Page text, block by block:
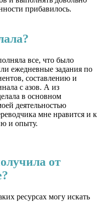
прибавилось.
все, что было
ежедневные задания по
составлению и
с азов. А из
в основном
деятельностью
мне нравится и к
и опыту.
от
ресурсах могу искать